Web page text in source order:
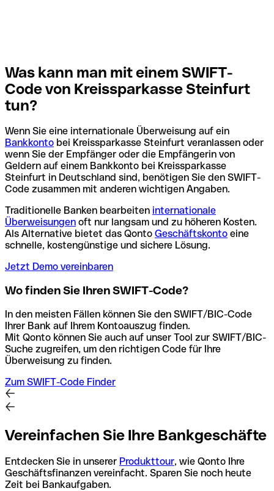
Was kann man mit einem SWIFT-
Code von Kreissparkasse Steinfurt
tun?
Wenn Sie eine internationale Überweisung auf ein
Bankkonto bei Kreissparkasse Steinfurt veranlassen oder
wenn Sie der Empfänger oder die Empfängerin von
Geldern auf einem Bankkonto bei Kreissparkasse
Steinfurt in Deutschland sind, benötigen Sie den SWIFT-
Code zusammen mit anderen wichtigen Angaben.
Traditionelle Banken bearbeiten internationale
Überweisungen oft nur langsam und zu höheren Kosten.
Als Alternative bietet das Qonto Geschäftskonto eine
schnelle, kostengünstige und sichere Lösung.
Jetzt Demo vereinbaren
Wo finden Sie Ihren SWIFT-Code?
In den meisten Fällen können Sie den SWIFT/BIC-Code
Ihrer Bank auf Ihrem Kontoauszug finden.
Mit Qonto können Sie auch auf unser Tool zur SWIFT/BIC-
Suche zugreifen, um den richtigen Code für Ihre
Überweisung zu finden.
Zum SWIFT-Code Finder
Vereinfachen Sie Ihre Bankgeschäfte
Entdecken Sie in unserer Produkttour, wie Qonto Ihre
Geschäftsfinanzen vereinfacht. Sparen Sie noch heute
Zeit bei Bankaufgaben.